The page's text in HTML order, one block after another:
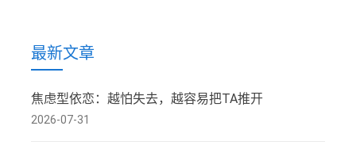
最新文章
焦虑型依恋：越怕失去，越容易把TA推开
2026-07-31